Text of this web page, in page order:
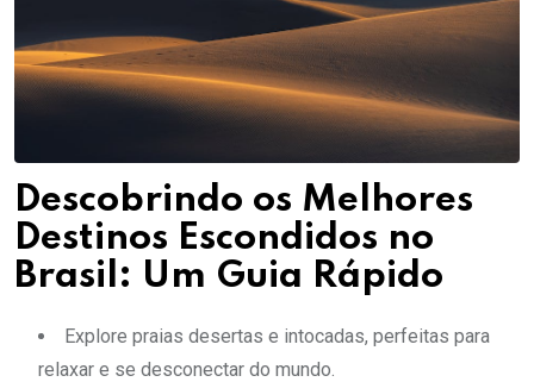
Descobrindo os Melhores
Destinos Escondidos no
Brasil: Um Guia Rápido
Explore praias desertas e intocadas, perfeitas para
relaxar e se desconectar do mundo.